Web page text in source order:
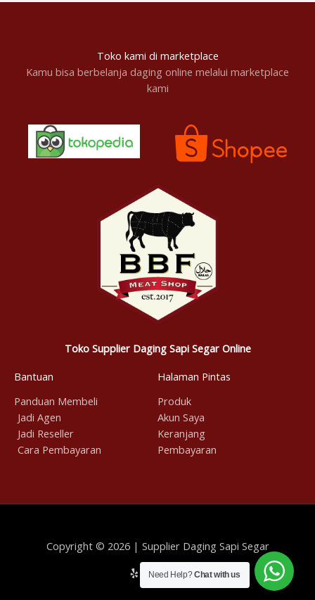
Toko kami di marketplace
Kamu bisa berbelanja daging online melalui marketplace
kami
Toko Supplier Daging Sapi Segar Online
Bantuan
Panduan Membeli
Jadi Agen
Jadi Reseller
Cara Pembayaran
Halaman Pintas
Produk
Akun Saya
Keranjang
Pembayaran
Copyright © 2026 | Supplier Daging Sapi Segar
Need Help?Chat with us